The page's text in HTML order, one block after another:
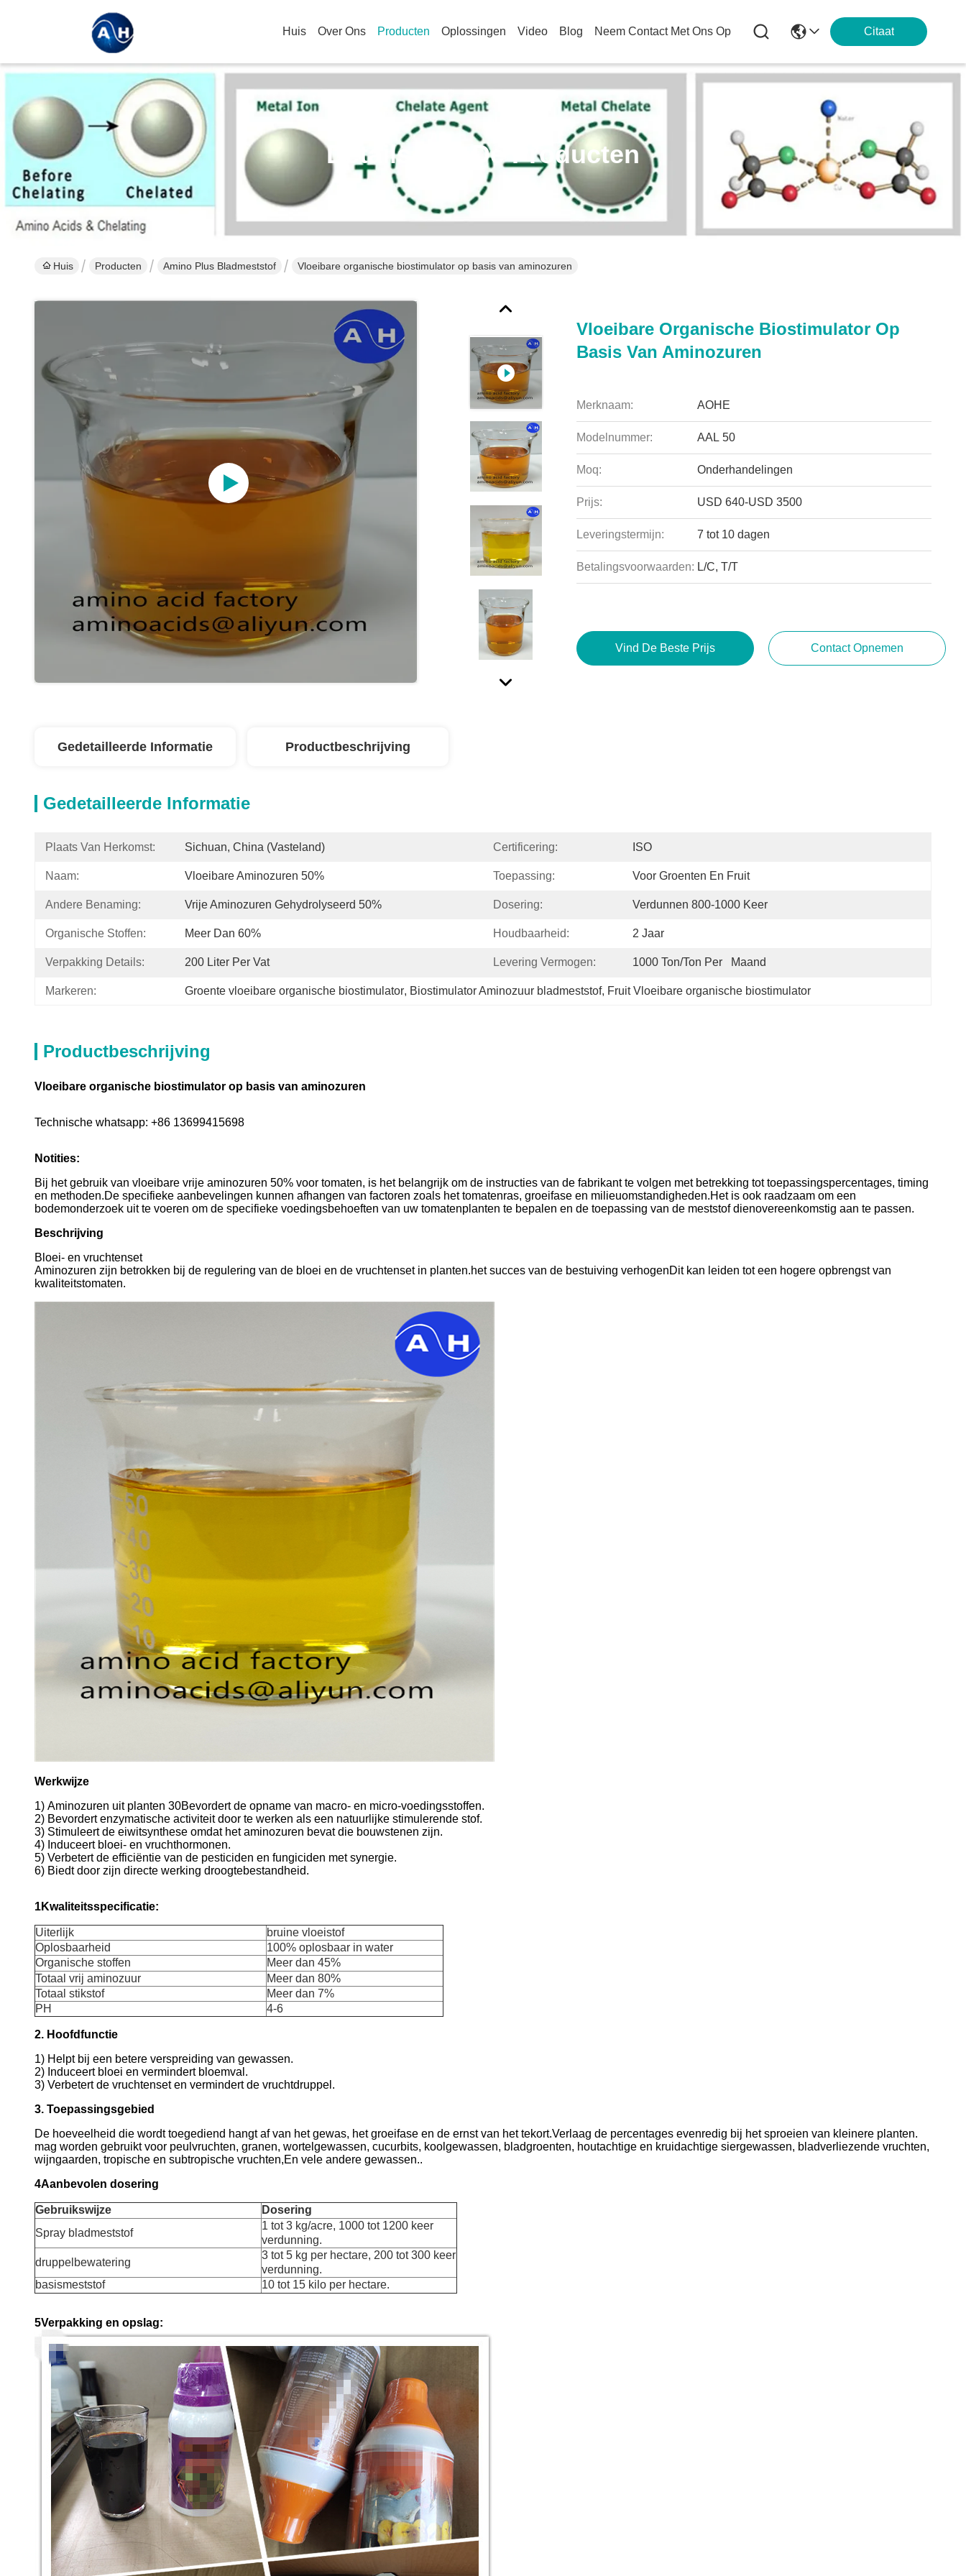
Huis Over Ons Producten Oplossingen Video Blog Neem Contact Met Ons Op Citaat
Details Van De Producten
Huis Producten Amino Plus Bladmeststof Vloeibare organische biostimulator op basis van aminozuren
Vloeibare Organische Biostimulator Op
Basis Van Aminozuren
Merknaam: AOHE
Modelnummer: AAL 50
Moq: Onderhandelingen
Prijs: USD 640-USD 3500
Leveringstermijn: 7 tot 10 dagen
Betalingsvoorwaarden: L/C, T/T
Vind De Beste Prijs Contact Opnemen
Gedetailleerde Informatie Productbeschrijving
Gedetailleerde Informatie
Plaats Van Herkomst: Sichuan, China (vasteland) Certificering: ISO
Naam: Vloeibare Aminozuren 50% Toepassing: Voor Groenten En Fruit
Andere Benaming: Vrije Aminozuren Gehydrolyseerd 50% Dosering: Verdunnen 800-1000 Keer
Organische Stoffen: Meer Dan 60% Houdbaarheid: 2 Jaar
Verpakking Details: 200 Liter Per Vat Levering Vermogen: 1000 Ton/Ton Per   Maand
Markeren: Groente vloeibare organische biostimulator, Biostimulator Aminozuur bladmeststof, Fruit Vloeibare organische biostimulator
Productbeschrijving
Vloeibare organische biostimulator op basis van aminozuren
Technische whatsapp: +86 13699415698
Notities:
Bij het gebruik van vloeibare vrije aminozuren 50% voor tomaten, is het belangrijk om de instructies van de fabrikant te volgen met betrekking tot toepassingspercentages, timing
en methoden.De specifieke aanbevelingen kunnen afhangen van factoren zoals het tomatenras, groeifase en milieuomstandigheden.Het is ook raadzaam om een
bodemonderzoek uit te voeren om de specifieke voedingsbehoeften van uw tomatenplanten te bepalen en de toepassing van de meststof dienovereenkomstig aan te passen.
Beschrijving
Bloei- en vruchtenset
Aminozuren zijn betrokken bij de regulering van de bloei en de vruchtenset in planten.het succes van de bestuiving verhogenDit kan leiden tot een hogere opbrengst van
kwaliteitstomaten.
Werkwijze
1) Aminozuren uit planten 30Bevordert de opname van macro- en micro-voedingsstoffen.
2) Bevordert enzymatische activiteit door te werken als een natuurlijke stimulerende stof.
3) Stimuleert de eiwitsynthese omdat het aminozuren bevat die bouwstenen zijn.
4) Induceert bloei- en vruchthormonen.
5) Verbetert de efficiëntie van de pesticiden en fungiciden met synergie.
6) Biedt door zijn directe werking droogtebestandheid.
1Kwaliteitsspecificatie:
Uiterlijk
bruine vloeistof
Oplosbaarheid
100% oplosbaar in water
Organische stoffen
Meer dan 45%
Totaal vrij aminozuur
Meer dan 80%
Totaal stikstof
Meer dan 7%
PH
4-6
2. Hoofdfunctie
1) Helpt bij een betere verspreiding van gewassen.
2) Induceert bloei en vermindert bloemval.
3) Verbetert de vruchtenset en vermindert de vruchtdruppel.
3. Toepassingsgebied
De hoeveelheid die wordt toegediend hangt af van het gewas, het groeifase en de ernst van het tekort.Verlaag de percentages evenredig bij het sproeien van kleinere planten.
mag worden gebruikt voor peulvruchten, granen, wortelgewassen, cucurbits, koolgewassen, bladgroenten, houtachtige en kruidachtige siergewassen, bladverliezende vruchten,
wijngaarden, tropische en subtropische vruchten,En vele andere gewassen..
4Aanbevolen dosering
Gebruikswijze
Dosering
Spray bladmeststof
1 tot 3 kg/acre, 1000 tot 1200 keer
verdunning.
druppelbewatering
3 tot 5 kg per hectare, 200 tot 300 keer
verdunning.
basismeststof
10 tot 15 kilo per hectare.
5Verpakking en opslag: